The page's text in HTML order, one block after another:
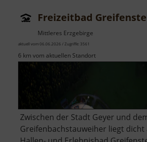
Freizeitbad
Mittleres Erzgebirge
aktuell vom 06.06.2026 / Zugriffe: 3561
6 km vom aktuellen Standort
Zwischen der Stadt Geyer und
Greifenbachstauweiher liegt dicht